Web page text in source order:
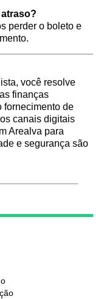
perder o boleto e
você resolve
finanças
fornecimento de
canais digitais
Arealva para
e segurança são